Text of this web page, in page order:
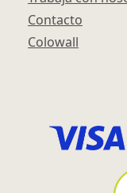
Contacto
Colowall